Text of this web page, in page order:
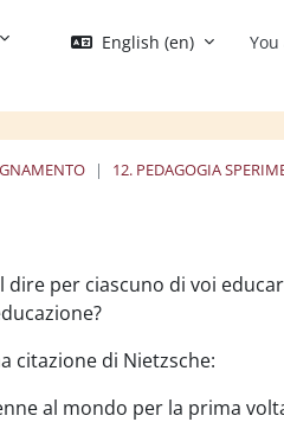
English ‎(en)‎
12. PEDAGOGIA
dire per ciascuno di voi
citazione di Nietzsche:
al mondo per la prima